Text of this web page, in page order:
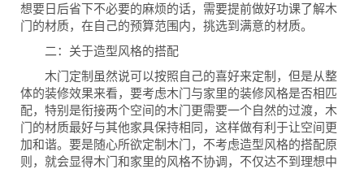
想要日后省下不必要的麻烦的话，需要提前做好功课了解木
门的材质，在自己的预算范围内，挑选到满意的材质。
二：关于造型风格的搭配
木门定制虽然说可以按照自己的喜好来定制，但是从整
体的装修效果来看，要考虑木门与家里的装修风格是否相匹
配，特别是衔接两个空间的木门更需要一个自然的过渡，木
门的材质最好与其他家具保持相同，这样做有利于让空间更
加和谐。要是随心所欲定制木门，不考虑造型风格的搭配原
则，就会显得木门和家里的风格不协调，不仅达不到理想中